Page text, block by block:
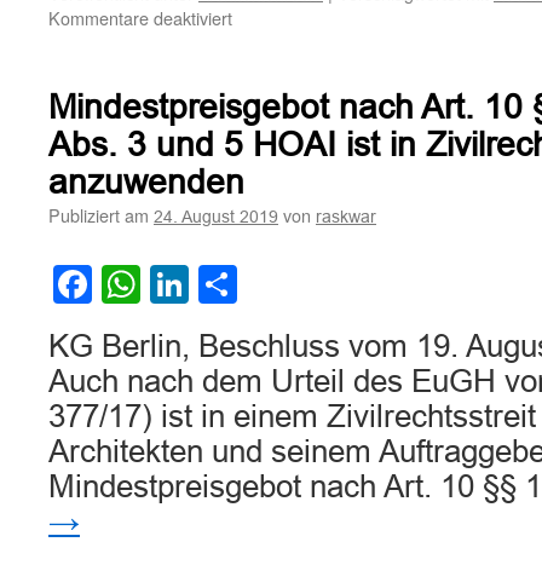
Kommentare deaktiviertfür
Höchstsätze
der
HOAI
sind
europarechtswidrig
und
Mindestpreisgebot nach Art. 10
Abs. 3 und 5 HOAI ist in
anzuwenden
Publiziert am 24. August 2019 von raskwar
Facebook
WhatsApp
LinkedIn
KG Berlin, Beschluss vom 19.
Auch nach dem Urteil des EuGH
377/17) ist in einem
Architekten und seinem
Mindestpreisgebot nach Art. 10
→